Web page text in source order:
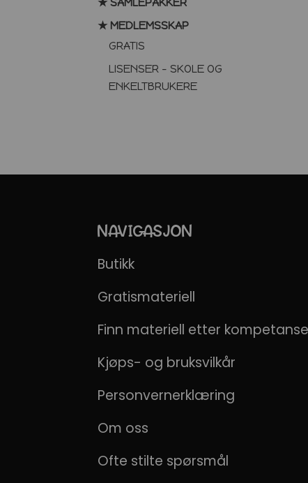
★ MEDLEMSSKAP
GRATIS
LISENSER – SKOLE OG
ENKELTBRUKERE
NAVIGASJON
Butikk
Gratismateriell
Finn materiell etter
Kjøps- og bruksvilkår
Personvernerklæring
Om oss
Ofte stilte spørsmål